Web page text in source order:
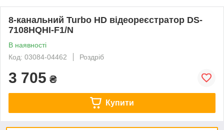
8-канальний Turbo HD відеореєстратор DS-
7108HQHI-F1/N
В наявності
Код: 03084-04462
Роздріб
3 705 ₴
Купити